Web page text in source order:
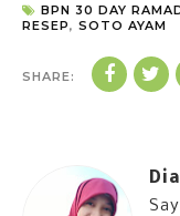
BPN 30 DAY
RESEP, SOTO AYAM
SHARE: